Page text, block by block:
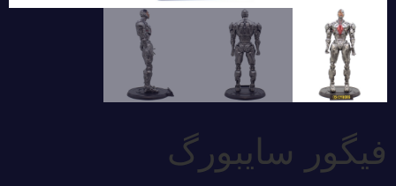
فیگور سایبورگ